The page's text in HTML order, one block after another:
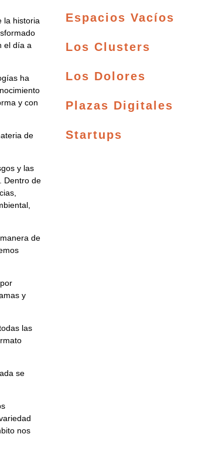
la historia
el día a
ha
y con
de
y las
Dentro de
de
y
las
se
nos
Espacios Vacíos
Los Clusters
Los Dolores
Plazas Digitales
Startups